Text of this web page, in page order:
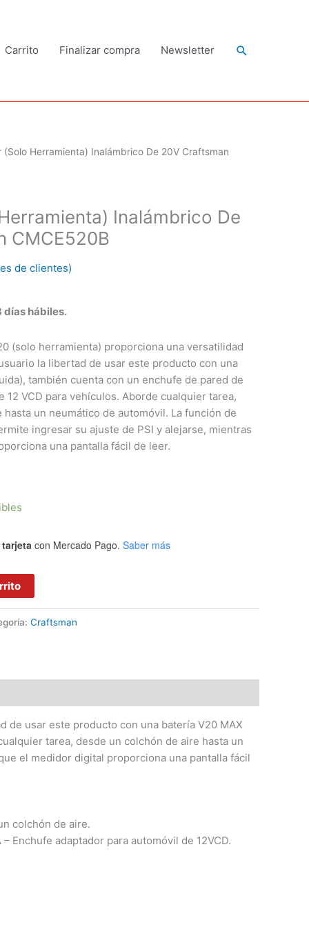
Carrito Finalizar compra Newsletter Buscar
Herramienta) Inalámbrico De 20V Craftsman
Inalámbrico De
CMCE520B
de clientes)
días hábiles.
(solo herramienta) proporciona una versatilidad
la libertad de usar este producto con una
también cuenta con un enchufe de pared de
12 VCD para vehículos. Aborde cualquier tarea,
un neumático de automóvil. La función de
ingresar su ajuste de PSI y alejarse, mientras
una pantalla fácil de leer.
con Mercado Pago. Saber más
Craftsman
usar este producto con una batería V20 MAX
tarea, desde un colchón de aire hasta un
el medidor digital proporciona una pantalla fácil
colchón de aire.
Enchufe adaptador para automóvil de 12VCD.